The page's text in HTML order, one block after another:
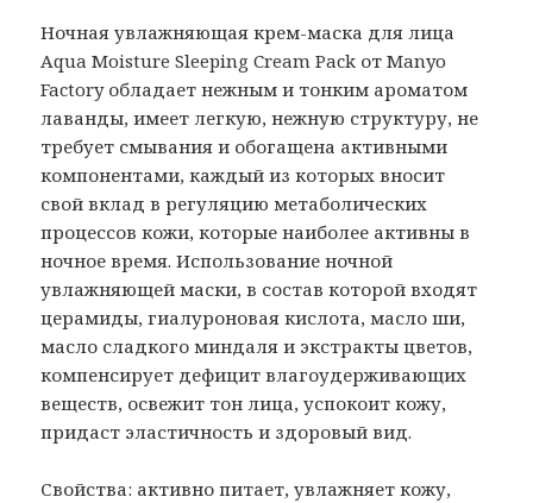
Ночная увлажняющая крем-маска для лица
Aqua Moisture Sleeping Cream Pack от Manyo
Factory обладает нежным и тонким ароматом
лаванды, имеет легкую, нежную структуру, не
требует смывания и обогащена активными
компонентами, каждый из которых вносит
свой вклад в регуляцию метаболических
процессов кожи, которые наиболее активны в
ночное время. Использование ночной
увлажняющей маски, в состав которой входят
церамиды, гиалуроновая кислота, масло ши,
масло сладкого миндаля и экстракты цветов,
компенсирует дефицит влагоудерживающих
веществ, освежит тон лица, успокоит кожу,
придаст эластичность и здоровый вид.
Свойства: активно питает, увлажняет кожу,